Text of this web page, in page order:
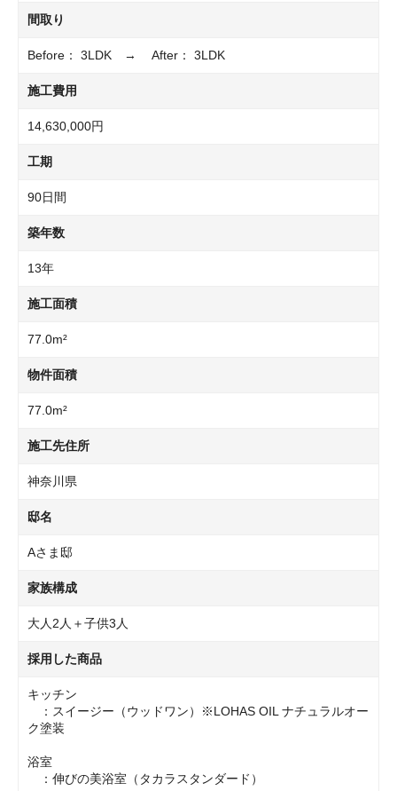
間取り
Before： 3LDK → After： 3LDK
施工費用
14,630,000円
工期
90日間
築年数
13年
施工面積
77.0m²
物件面積
77.0m²
施工先住所
神奈川県
邸名
Aさま邸
家族構成
大人2人＋子供3人
採用した商品
キッチン
：スイージー（ウッドワン）※LOHAS OIL ナチュラルオー
ク塗装
浴室
：伸びの美浴室（タカラスタンダード）